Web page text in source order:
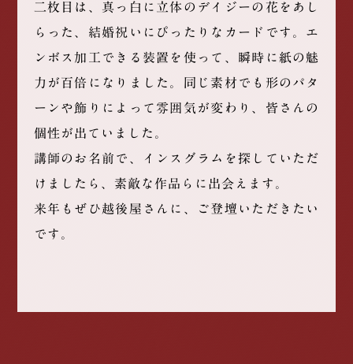
二枚目は、真っ白に立体のデイジーの花をあし
らった、結婚祝いにぴったりなカードです。エ
ンボス加工できる装置を使って、瞬時に紙の魅
力が百倍になりました。同じ素材でも形のパタ
ーンや飾りによって雰囲気が変わり、皆さんの
個性が出ていました。
講師のお名前で、インスグラムを探していただ
けましたら、素敵な作品らに出会えます。
来年もぜひ越後屋さんに、ご登壇いただきたい
です。